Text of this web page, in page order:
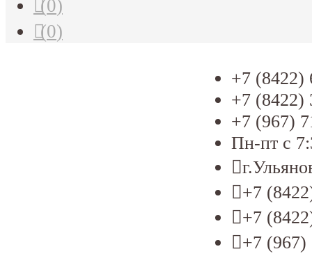
(0)
(0)
+7 (8422)
+7 (8422)
+7 (967)
Пн-пт с
+7
+7
+7 (967)